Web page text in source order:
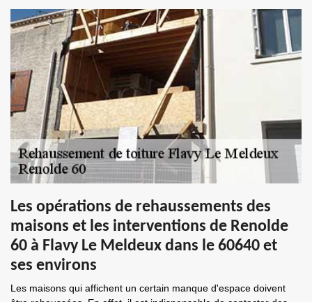
Les opérations de rehaussements des
maisons et les interventions de Renolde
60 à Flavy Le Meldeux dans le 60640 et
ses environs
Les maisons qui affichent un certain manque d'espace doivent